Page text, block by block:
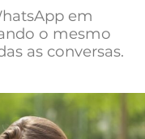
em
o mesmo
as conversas.